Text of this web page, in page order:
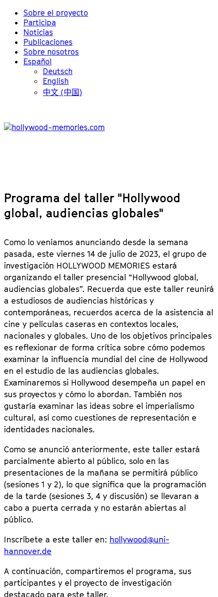
Sobre el proyecto
Participa
Noticias
Publicaciones
Sobre nosotros
Español
Deutsch
English
中文 (中国)
Programa del taller "Hollywood
global, audiencias globales"
Como lo veníamos anunciando desde la semana
pasada, este viernes 14 de julio de 2023, el grupo de
investigación HOLLYWOOD MEMORIES estará
organizando el taller presencial “Hollywood global,
audiencias globales”. Recuerda que este taller reunirá
a estudiosos de audiencias históricas y
contemporáneas, recuerdos acerca de la asistencia al
cine y películas caseras en contextos locales,
nacionales y globales. Uno de los objetivos principales
es reflexionar de forma crítica sobre cómo podemos
examinar la influencia mundial del cine de Hollywood
en el estudio de las audiencias globales.
Examinaremos si Hollywood desempeña un papel en
sus proyectos y cómo lo abordan. También nos
gustaría examinar las ideas sobre el imperialismo
cultural, así como cuestiones de representación e
identidades nacionales.
Como se anunció anteriormente, este taller estará
parcialmente abierto al público, solo en las
presentaciones de la mañana se permitirá público
(sesiones 1 y 2), lo que significa que la programación
de la tarde (sesiones 3, 4 y discusión) se llevaran a
cabo a puerta cerrada y no estarán abiertas al
público.
Inscríbete a este taller en: hollywood@uni-
hannover.de
A continuación, compartiremos el programa, sus
participantes y el proyecto de investigación
destacado para este taller.